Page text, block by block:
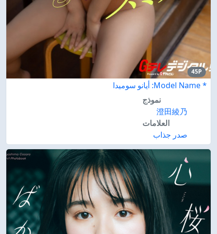
45P
* Model Name: أيانو سوميدا
نموذج
澄田綾乃
العلامات
صدر جذاب